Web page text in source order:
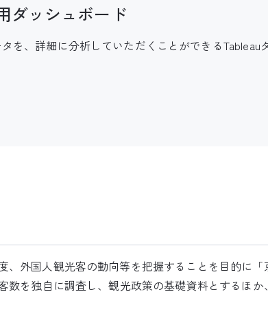
ダッシュボード
を、詳細に分析していただくことができるTableau
外国人観光客の動向等を把握することを目的に
を独自に調査し、観光政策の基礎資料とするほ